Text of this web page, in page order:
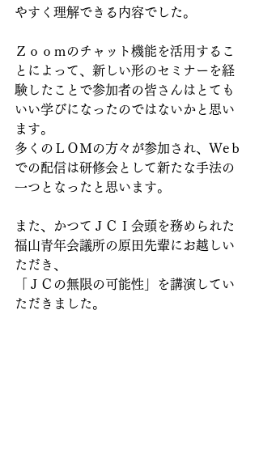
やすく理解できる内容でした。
Ｚｏｏｍのチャット機能を活用するこ
とによって、新しい形のセミナーを経
験したことで参加者の皆さんはとても
いい学びになったのではないかと思い
ます。
多くのＬＯＭの方々が参加され、Weｂ
での配信は研修会として新たな手法の
一つとなったと思います。
また、かつてＪＣＩ会頭を務められた
福山青年会議所の原田先輩にお越しい
ただき、
「ＪＣの無限の可能性」を講演してい
ただきました。